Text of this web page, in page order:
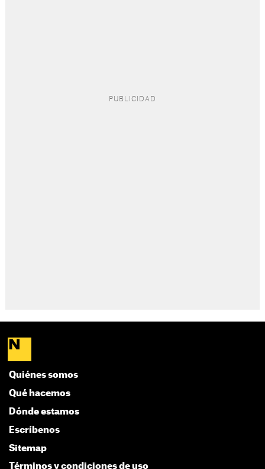
Quiénes somos
Qué hacemos
Dónde estamos
Escríbenos
Sitemap
Términos y condiciones de uso